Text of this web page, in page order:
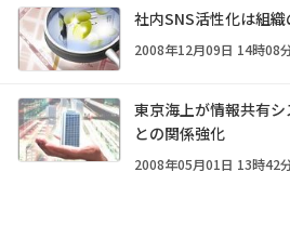
社内SNS活性化は組
2008年12月09日 14時08
東京海上が情報共有シ
との関係強化
2008年05月01日 13時42